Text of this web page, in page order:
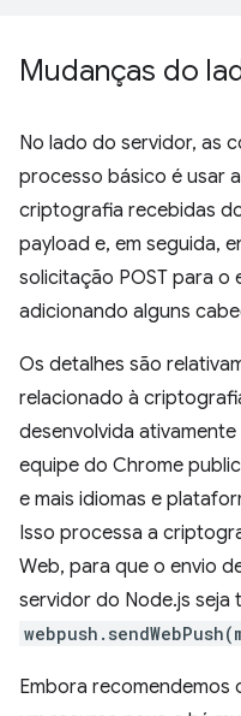
Mudanças do
No lado do servidor, as
processo básico é usar
criptografia recebidas
payload e, em seguida,
solicitação POST para o
adicionando alguns
Os detalhes são
relacionado à
desenvolvida
equipe do Chrome
e mais idiomas e
Isso processa a
Web, para que o envio
servidor do Node.js seja
Embora recomendemos